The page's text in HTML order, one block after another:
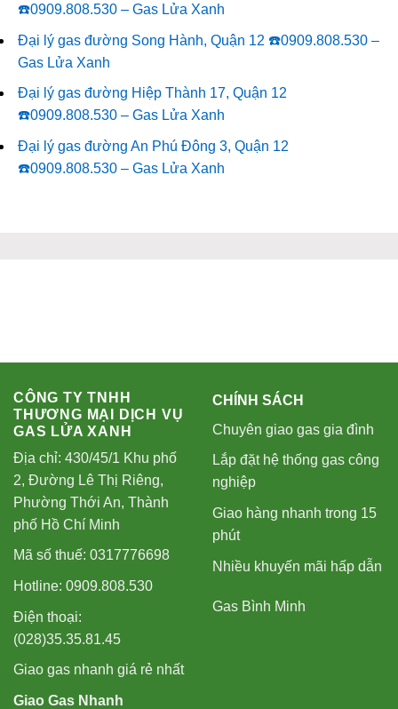
☎️0909.808.530 – Gas Lửa Xanh
Đại lý gas đường Song Hành, Quận 12 ☎️0909.808.530 –
Gas Lửa Xanh
Đại lý gas đường Hiệp Thành 17, Quận 12
☎️0909.808.530 – Gas Lửa Xanh
Đại lý gas đường An Phú Đông 3, Quận 12
☎️0909.808.530 – Gas Lửa Xanh
CÔNG TY TNHH
THƯƠNG MẠI DỊCH VỤ
GAS LỬA XANH
Địa chỉ: 430/45/1 Khu phố
2, Đường Lê Thị Riêng,
Phường Thới An, Thành
phố Hồ Chí Minh
Mã số thuế: 0317776698
Hotline: 0909.808.530
Điện thoại:
(028)35.35.81.45
Giao gas nhanh giá rẻ nhất
Giao Gas Nhanh
CHÍNH SÁCH
Chuyên giao gas gia đình
Lắp đặt hệ thống gas công
nghiệp
Giao hàng nhanh trong 15
phút
Nhiều khuyến mãi hấp dẫn
Gas Bình Minh